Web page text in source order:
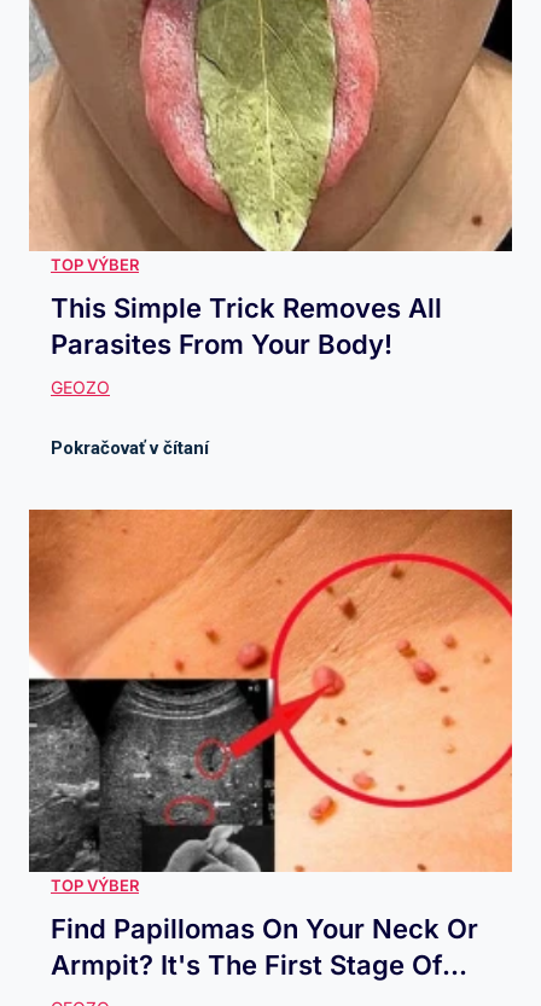
This Simple Trick Removes All
Parasites From Your Body!
Find Papillomas On Your Neck Or
Armpit? It's The First Stage Of...